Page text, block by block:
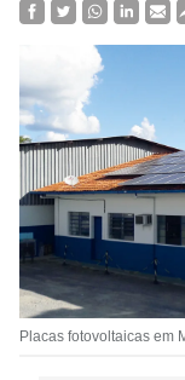
Placas fotovoltaicas em